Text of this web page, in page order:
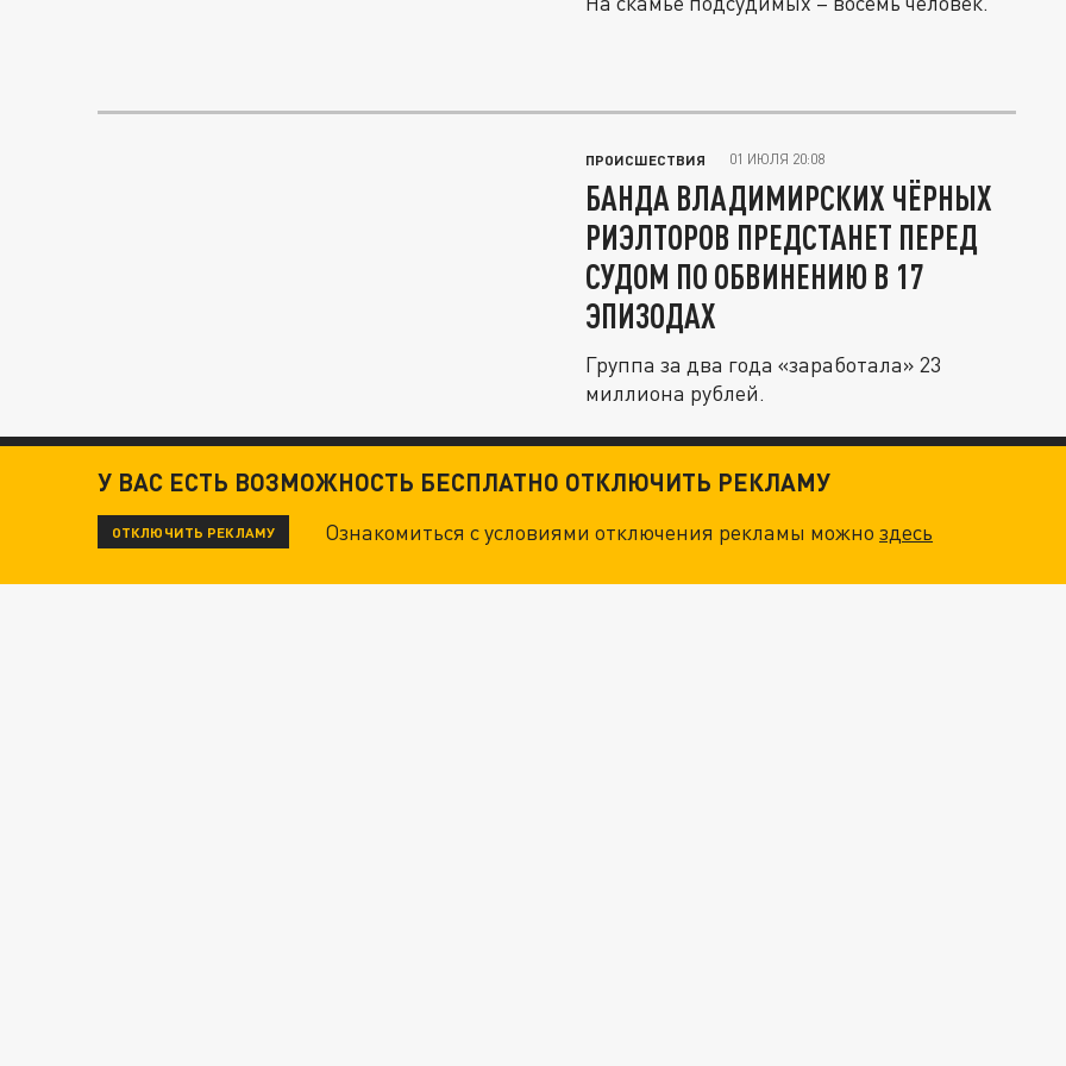
ПРОИСШЕСТВИЯ 01 ИЮЛЯ 20:08
БАНДА ВЛАДИМИРСКИХ ЧЁРНЫХ
РИЭЛТОРОВ ПРЕДСТАНЕТ ПЕРЕД
СУДОМ ПО ОБВИНЕНИЮ В 17
ЭПИЗОДАХ
Группа за два года «заработала» 23
миллиона рублей.
У ВАС ЕСТЬ ВОЗМОЖНОСТЬ БЕСПЛАТНО ОТКЛЮЧИТЬ РЕКЛАМУ
ОТКЛЮЧИТЬ РЕКЛАМУ Ознакомиться с условиями отключения рекламы можноздесь